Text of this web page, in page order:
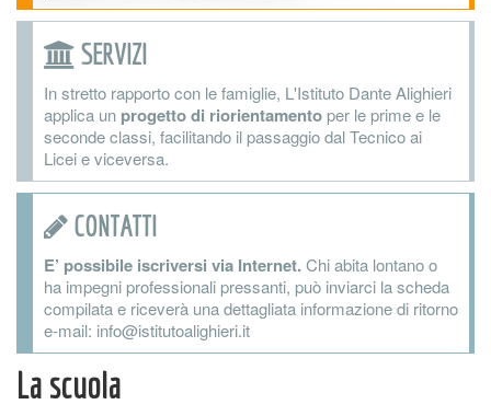
SERVIZI
In stretto rapporto con le famiglie, L'Istituto Dante Alighieri
applica un progetto di riorientamento per le prime e le
seconde classi, facilitando il passaggio dal Tecnico ai
Licei e viceversa.
CONTATTI
E’ possibile iscriversi via Internet.Chi abita lontano o
ha impegni professionali pressanti, può inviarci la scheda
compilata e riceverà una dettagliata informazione di ritorno
e-mail: info@istitutoalighieri.it
La scuola